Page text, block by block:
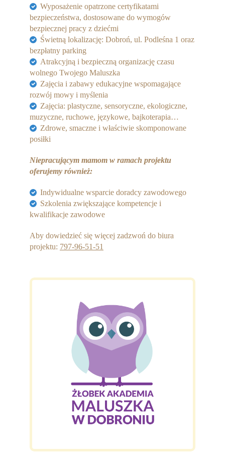
Wyposażenie opatrzone certyfikatami
bezpieczeństwa, dostosowane do wymogów
bezpiecznej pracy z dziećmi
Świetną lokalizację: Dobroń, ul. Podleśna 1 oraz
bezpłatny parking
Atrakcyjną i bezpieczną organizację czasu
wolnego Twojego Maluszka
Zajęcia i zabawy edukacyjne wspomagające
rozwój mowy i myślenia
Zajęcia: plastyczne, sensoryczne, ekologiczne,
muzyczne, ruchowe, językowe, bajkoterapia…
Zdrowe, smaczne i właściwie skomponowane
posiłki
Niepracującym mamom w ramach projektu
oferujemy również:
Indywidualne wsparcie doradcy zawodowego
Szkolenia zwiększające kompetencje i
kwalifikacje zawodowe
Aby dowiedzieć się więcej zadzwoń do biura
projektu: 797-96-51-51